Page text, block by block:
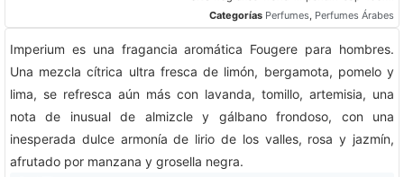
Categorías Perfumes, Perfumes Árabes
Imperium es una fragancia aromática Fougere para hombres.
Una mezcla cítrica ultra fresca de limón, bergamota, pomelo y
lima, se refresca aún más con lavanda, tomillo, artemisia, una
nota de inusual de almizcle y gálbano frondoso, con una
inesperada dulce armonía de lirio de los valles, rosa y jazmín,
afrutado por manzana y grosella negra.